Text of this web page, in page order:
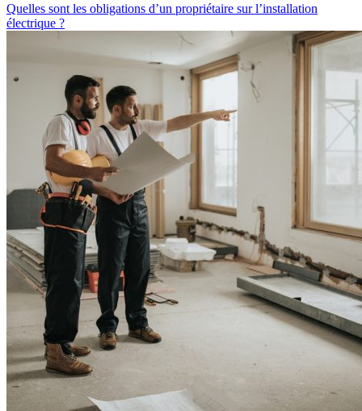
Quelles sont les obligations d’un propriétaire sur l’installation
électrique ?